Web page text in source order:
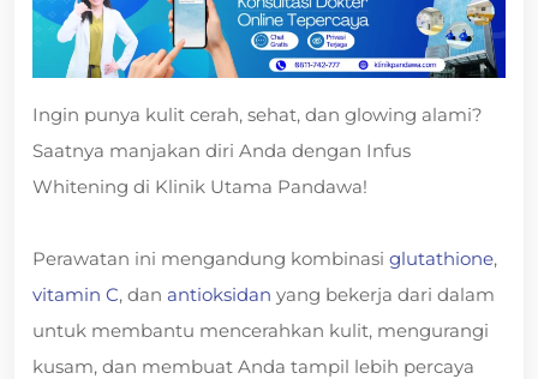
Ingin punya kulit cerah, sehat, dan glowing alami?
Saatnya manjakan diri Anda dengan Infus
Whitening di Klinik Utama Pandawa!
Perawatan ini mengandung kombinasi glutathione,
vitamin C, dan antioksidan yang bekerja dari dalam
untuk membantu mencerahkan kulit, mengurangi
kusam, dan membuat Anda tampil lebih percaya